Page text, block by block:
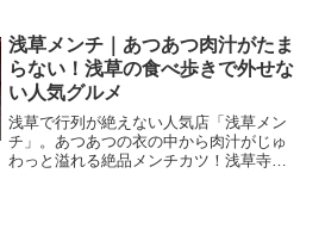
浅草メンチ｜あつあつ肉汁がたま
らない！浅草の食べ歩きで外せな
い人気グルメ
浅草で行列が絶えない人気店「浅草メン
チ」。あつあつの衣の中から肉汁がじゅ
わっと溢れる絶品メンチカツ！浅草寺か